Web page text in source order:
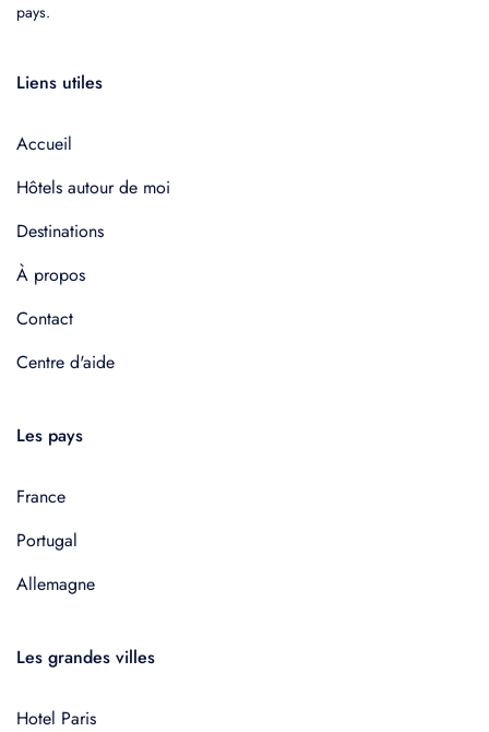
pays.
Liens utiles
Accueil
Hôtels autour de moi
Destinations
À propos
Contact
Centre d'aide
Les pays
France
Portugal
Allemagne
Les grandes villes
Hotel Paris